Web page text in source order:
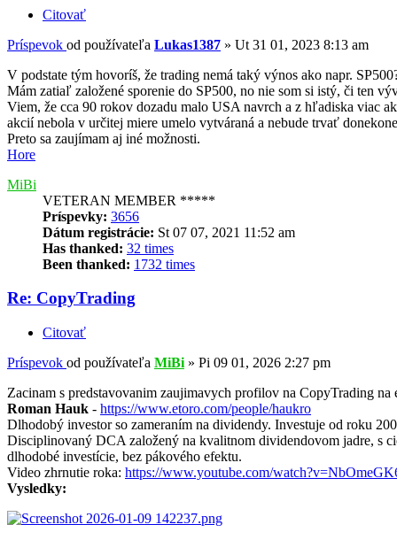
Citovať
Príspevok od používateľa Lukas1387 » Ut 31 01, 2023 8:13 am
V podstate tým hovoríš, že trading nemá taký výnos ako napr.
Mám zatiaľ založené sporenie do SP500, no nie som si istý, či ten
Viem, že cca 90 rokov dozadu malo USA navrch a z hľadiska viac
akcií nebola v určitej miere umelo vytváraná a nebude trvať
Preto sa zaujímam aj iné možnosti.
Hore
MiBi
VETERAN MEMBER *****
Príspevky: 3656
Dátum registrácie: St 07 07, 2021 11:52 am
Has thanked: 32 times
Been thanked: 1732 times
Re: CopyTrading
Citovať
Príspevok od používateľa MiBi » Pi 09 01, 2026 2:27 pm
Zacinam s predstavovanim zaujimavych profilov na CopyTrading na
Roman Hauk - https://www.etoro.com/people/haukro
Dlhodobý investor so zameraním na dividendy. Investuje od roku
Disciplinovaný DCA založený na kvalitnom dividendovom jadre, s
dlhodobé investície, bez pákového efektu.
Video zhrnutie roka: https://www.youtube.com/
Vysledky: